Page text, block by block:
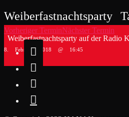
Weiberfastnachtsparty
8. Februar 2018 @ 16:45
Weiberfastnachtsparty auf der Radio
Vorheriger TerminNächster Termin



